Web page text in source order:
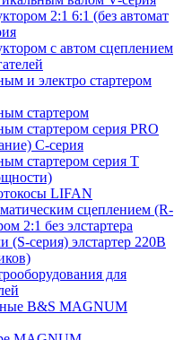
2:1 6:1 (без автомат
с автом сцеплением
и электро стартером
стартером
стартером серия PRO
C-серия
стартером серия Т
LIFAN
сцеплением (R-
2:1 без элстартера
(S-серия) элстартер 220В
для
B&S MAGNUM